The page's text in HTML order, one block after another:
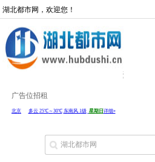
湖北都市网，欢迎您！
广告位招租